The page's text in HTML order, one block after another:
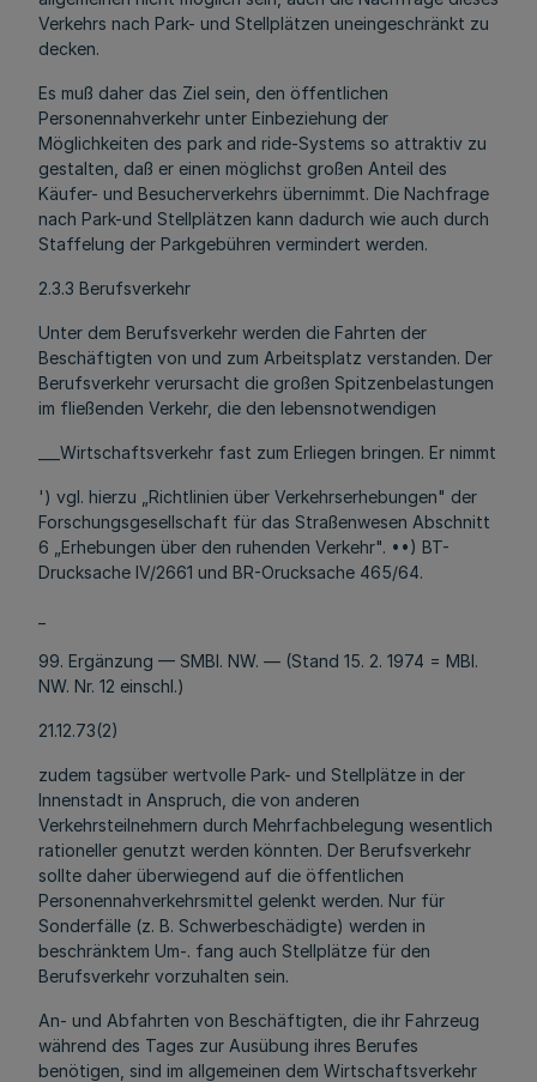
Verkehrs nach Park- und Stellplätzen uneingeschränkt zu
decken.
Es muß daher das Ziel sein, den öffentlichen
Personennahverkehr unter Einbeziehung der
Möglichkeiten des park and ride-Systems so attraktiv zu
gestalten, daß er einen möglichst großen Anteil des
Käufer- und Besucherverkehrs übernimmt. Die Nachfrage
nach Park-und Stellplätzen kann dadurch wie auch durch
Staffelung der Parkgebühren vermindert werden.
2.3.3 Berufsverkehr
Unter dem Berufsverkehr werden die Fahrten der
Beschäftigten von und zum Arbeitsplatz verstanden. Der
Berufsverkehr verursacht die großen Spitzenbelastungen
im fließenden Verkehr, die den lebensnotwendigen
___Wirtschaftsverkehr fast zum Erliegen bringen. Er nimmt
') vgl. hierzu „Richtlinien über Verkehrserhebungen" der
Forschungsgesellschaft für das Straßenwesen Abschnitt
6 „Erhebungen über den ruhenden Verkehr". ••) BT-
Drucksache IV/2661 und BR-Orucksache 465/64.
99. Ergänzung — SMBl. NW. — (Stand 15. 2. 1974 = MBl.
NW. Nr. 12 einschl.)
21.12.73(2)
zudem tagsüber wertvolle Park- und Stellplätze in der
Innenstadt in Anspruch, die von anderen
Verkehrsteilnehmern durch Mehrfachbelegung wesentlich
rationeller genutzt werden könnten. Der Berufsverkehr
sollte daher überwiegend auf die öffentlichen
Personennahverkehrsmittel gelenkt werden. Nur für
Sonderfälle (z. B. Schwerbeschädigte) werden in
beschränktem Um-. fang auch Stellplätze für den
Berufsverkehr vorzuhalten sein.
An- und Abfahrten von Beschäftigten, die ihr Fahrzeug
während des Tages zur Ausübung ihres Berufes
benötigen, sind im allgemeinen dem Wirtschaftsverkehr